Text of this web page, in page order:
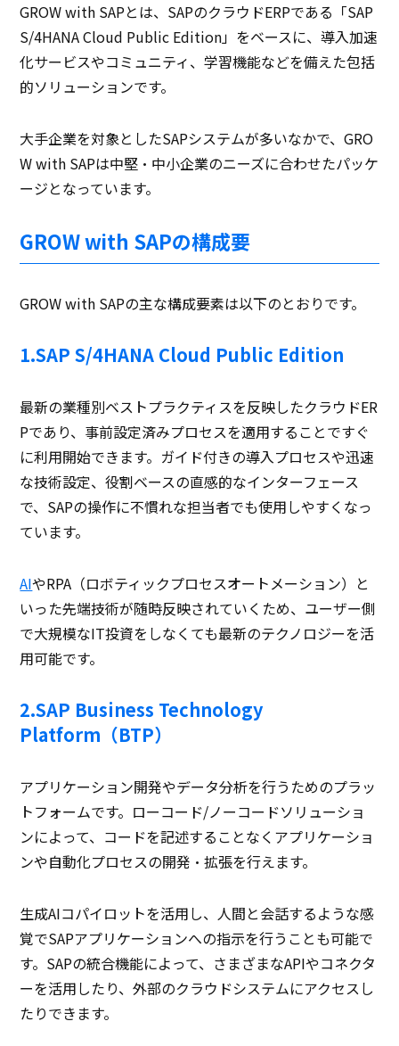
GROW with SAPとは、SAPのクラウドERPである「SAP
S/4HANA Cloud Public Edition」をベースに、導入加速
化サービスやコミュニティ、学習機能などを備えた包括
的ソリューションです。
大手企業を対象としたSAPシステムが多いなかで、GRO
W with SAPは中堅・中小企業のニーズに合わせたパッケ
ージとなっています。
GROW with SAPの構成要
GROW with SAPの主な構成要素は以下のとおりです。
1.SAP S/4HANA Cloud Public Edition
最新の業種別ベストプラクティスを反映したクラウドER
Pであり、事前設定済みプロセスを適用することですぐ
に利用開始できます。ガイド付きの導入プロセスや迅速
な技術設定、役割ベースの直感的なインターフェース
で、SAPの操作に不慣れな担当者でも使用しやすくなっ
ています。
AIやRPA（ロボティックプロセスオートメーション）と
いった先端技術が随時反映されていくため、ユーザー側
で大規模なIT投資をしなくても最新のテクノロジーを活
用可能です。
2.SAP Business Technology
Platform（BTP）
アプリケーション開発やデータ分析を行うためのプラッ
トフォームです。ローコード/ノーコードソリューショ
ンによって、コードを記述することなくアプリケーショ
ンや自動化プロセスの開発・拡張を行えます。
生成AIコパイロットを活用し、人間と会話するような感
覚でSAPアプリケーションへの指示を行うことも可能で
す。SAPの統合機能によって、さまざまなAPIやコネクタ
ーを活用したり、外部のクラウドシステムにアクセスし
たりできます。